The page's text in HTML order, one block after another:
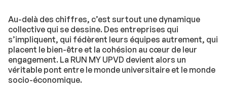
Au-delà des chiffres, c’est surtout une dynamique
collective qui se dessine. Des entreprises qui
s’impliquent, qui fédèrent leurs équipes autrement, qui
placent le bien-être et la cohésion au cœur de leur
engagement. La RUN MY UPVD devient alors un
véritable pont entre le monde universitaire et le monde
socio-économique.